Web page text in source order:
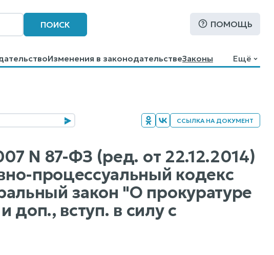
ПОИСК ПОМОЩЬ
Изменения в законодательствеЗаконы
Ещё
ССЫЛКА НА ДОКУМЕНТ
N 87-ФЗ (ред. от 22.12.2014)
процессуальный кодекс
закон "О прокуратуре
доп., вступ. в силу с